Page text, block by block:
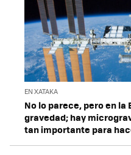
EN XATAKA
No lo parece, pero en
gravedad; hay
tan importante para